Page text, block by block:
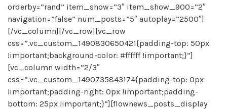
orderby=”rand” item_show=”3″ item_show_900=”2″
navigation=”false” num_posts=”5″ autoplay=”2500″]
[/vc_column][/vc_row][vc_row
css=”.vc_custom_1490830650421{padding-top: 50px
!important;background-color: #ffffff !important;}”]
[vc_column width=”2/3″
css=”.vc_custom_1490735843174{padding-top: 0px
!important;padding-right: 0px !important;padding-
bottom: 25px !important;}”][flownews_posts_display